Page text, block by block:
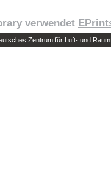
verwendet
Zentrum für Luft- und